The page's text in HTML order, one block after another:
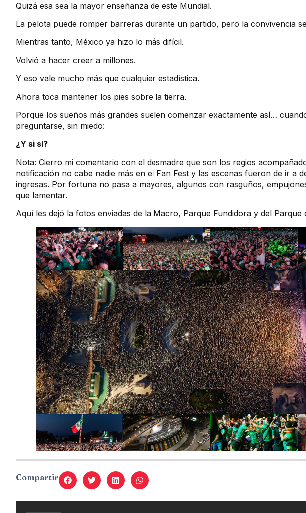
Quizá esa sea la mayor enseñanza de este Mundial.
La pelota puede romper barreras durante un partido, pero la convivencia
Mientras tanto, México ya hizo lo más difícil.
Volvió a hacer creer a millones.
Y eso vale mucho más que cualquier estadística.
Ahora toca mantener los pies sobre la tierra.
Porque los sueños más grandes suelen comenzar exactamente así…
preguntarse, sin miedo:
¿Y si sí?
Nota: Cierro mi comentario con el desmadre que son los regios
notificación no cabe nadie más en el Fan Fest y las escenas fueron de ir a
ingresas. Por fortuna no pasa a mayores, algunos con rasguños,
que lamentar.
Aquí les dejó la fotos enviadas de la Macro, Parque Fundidora y del Parque
Compartir